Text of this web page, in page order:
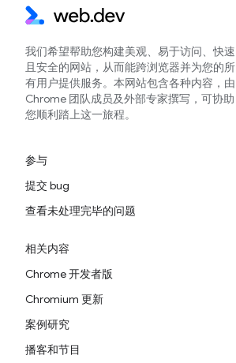
我们希望帮助您构建美观、易于访问、快速
且安全的网站，从而能跨浏览器并为您的所
有用户提供服务。本网站包含各种内容，由
Chrome 团队成员及外部专家撰写，可协助
您顺利踏上这一旅程。
参与
提交 bug
查看未处理完毕的问题
相关内容
Chrome 开发者版
Chromium 更新
案例研究
播客和节目